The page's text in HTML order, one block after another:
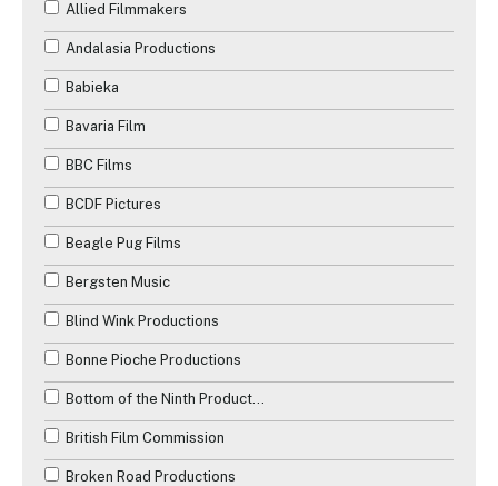
Allied Filmmakers
Andalasia Productions
Babieka
Bavaria Film
BBC Films
BCDF Pictures
Beagle Pug Films
Bergsten Music
Blind Wink Productions
Bonne Pioche Productions
Bottom of the Ninth Productions
British Film Commission
Broken Road Productions